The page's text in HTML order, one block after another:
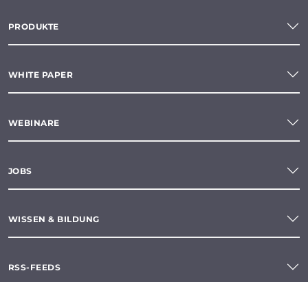
PRODUKTE
WHITE PAPER
WEBINARE
JOBS
WISSEN & BILDUNG
RSS-FEEDS